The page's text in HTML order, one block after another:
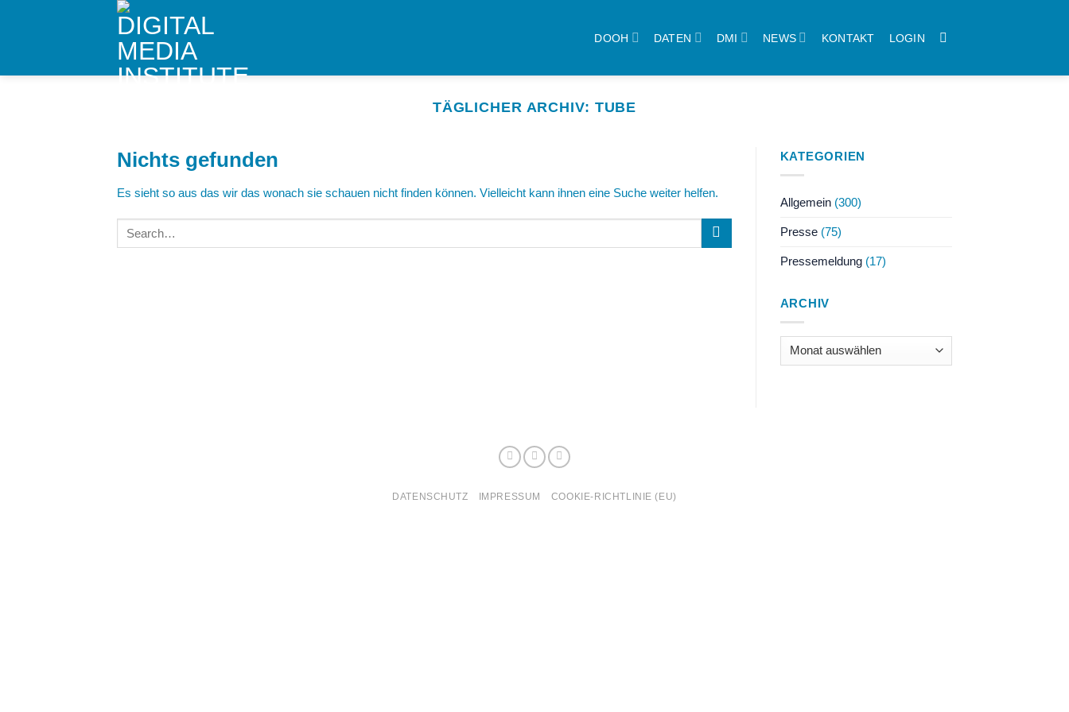
DOOH DATEN DMI NEWS KONTAKT LOGIN
TÄGLICHER ARCHIV: TUBE
Nichts gefunden
Es sieht so aus das wir das wonach sie schauen nicht finden können. Vielleicht kann ihnen eine Suche weiter helfen.
KATEGORIEN
Allgemein(300)
Presse(75)
Pressemeldung(17)
ARCHIV
Archiv
DATENSCHUTZ IMPRESSUM COOKIE-RICHTLINIE (EU)